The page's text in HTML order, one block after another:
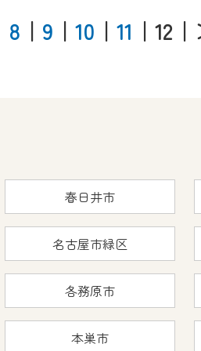
8 ｜ 9 ｜ 10 ｜ 11 ｜12
春日井市
名古屋市緑区
各務原市
本巣市
ます。
作成可能です）
ンス作業を予定しています。
ス中」になり、ご利用いただ
くお願いいたします。